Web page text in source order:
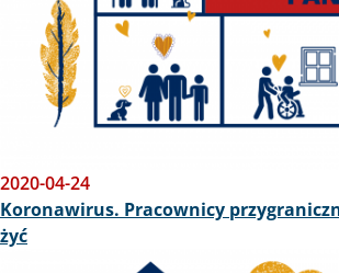
2020-04-24
Koronawirus. Pracownicy
żyć